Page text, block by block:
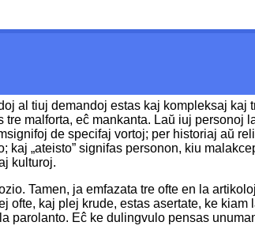
al tiuj demandoj estas kaj kompleksaj
malforta, eĉ mankanta. Laŭ iuj
de specifaj vortoj; per historiaj aŭ
kaj „ateisto” signifas personon, kiu
kulturoj.
Tamen, ja emfazata tre ofte en la
kaj plej krude, estas asertate, ke
parolanto. Eĉ ke dulingvulo pensas